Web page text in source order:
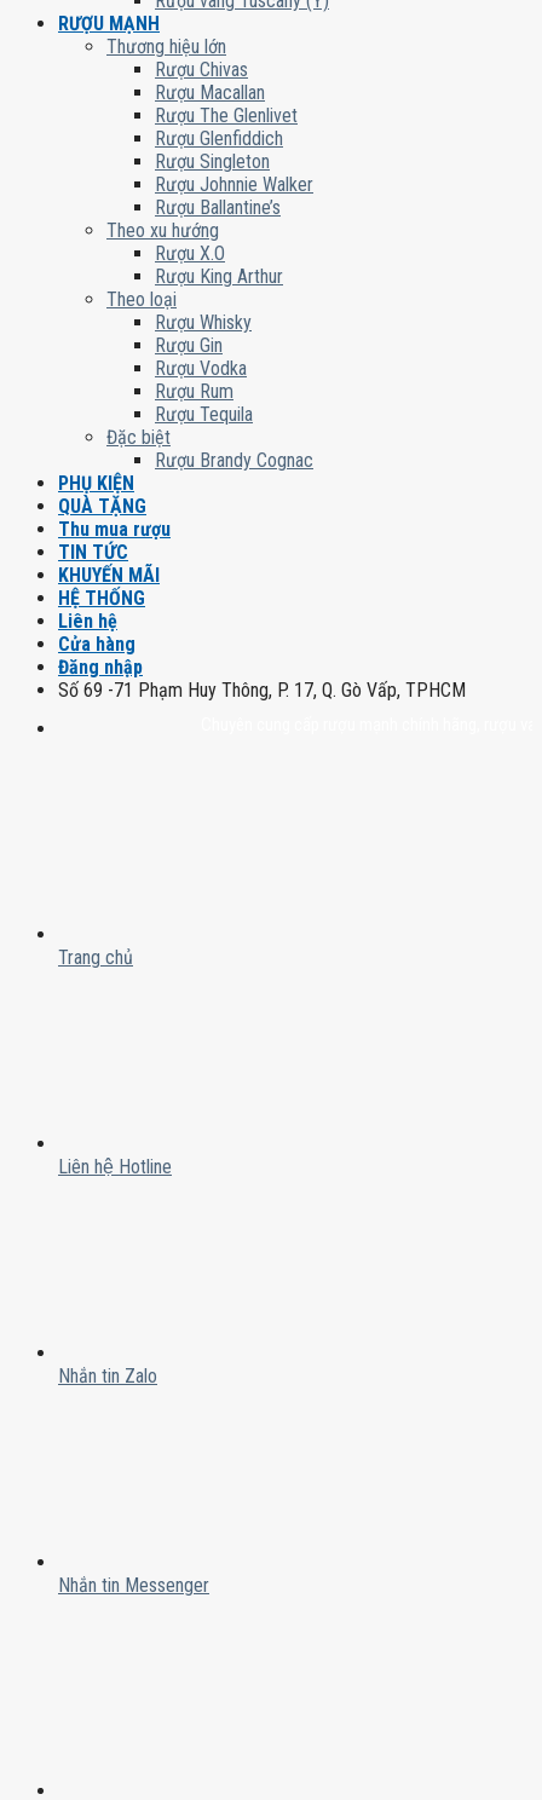
RƯỢU MẠNH
Thương hiệu lớn
Rượu Chivas
Rượu Macallan
Rượu The Glenlivet
Rượu Glenfiddich
Rượu Singleton
Rượu Johnnie Walker
Rượu Ballantine’s
Theo xu hướng
Rượu X.O
Rượu King Arthur
Theo loại
Rượu Whisky
Rượu Gin
Rượu Vodka
Rượu Rum
Rượu Tequila
Đặc biệt
Rượu Brandy Cognac
PHỤ KIỆN
QUÀ TẶNG
Thu mua rượu
TIN TỨC
KHUYẾN MÃI
HỆ THỐNG
Liên hệ
Cửa hàng
Đăng nhập
Số 69 -71 Phạm Huy Thông, P. 17, Q. Gò Vấp, TPHCM
Trang chủ
Liên hệ Hotline
Nhắn tin Zalo
Nhắn tin Messenger